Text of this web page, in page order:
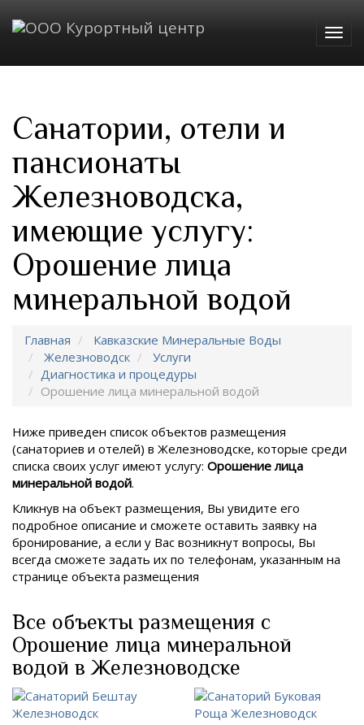
Санатории, отели и
пансионаты
Железноводска,
имеющие услугу:
Орошение лица
минеральной водой
Главная
Кавказские Минеральные Воды
Железноводск
Услуги
Диагностика и процедуры
Орошение лица минеральной водой
Ниже приведен список объектов размещения
(санаториев и отелей) в Железноводске, которые среди
списка своих услуг имеют услугу: Орошение лица
минеральной водой.
Кликнув на объект размещения, Вы увидите его
подробное описание и сможете оставить заявку на
бронирование, а если у Вас возникнут вопросы, Вы
всегда сможете задать их по телефонам, указанным на
странице объекта размещения
Все объекты размещения с
Орошение лица минеральной
водой в Железноводске